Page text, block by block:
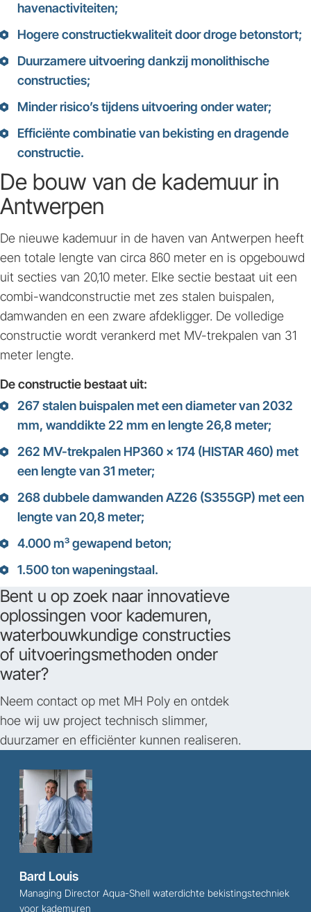
havenactiviteiten;
Hogere constructiekwaliteit door droge betonstort;
Duurzamere uitvoering dankzij monolithische
constructies;
Minder risico’s tijdens uitvoering onder water;
Efficiënte combinatie van bekisting en dragende
constructie.
De bouw van de kademuur in
Antwerpen
De nieuwe kademuur in de haven van Antwerpen heeft
een totale lengte van circa 860 meter en is opgebouwd
uit secties van 20,10 meter. Elke sectie bestaat uit een
combi-wandconstructie met zes stalen buispalen,
damwanden en een zware afdekligger. De volledige
constructie wordt verankerd met MV-trekpalen van 31
meter lengte.
De constructie bestaat uit:
267 stalen buispalen met een diameter van 2032
mm, wanddikte 22 mm en lengte 26,8 meter;
262 MV-trekpalen HP360 x 174 (HISTAR 460) met
een lengte van 31 meter;
268 dubbele damwanden AZ26 (S355GP) met een
lengte van 20,8 meter;
4.000 m³ gewapend beton;
1.500 ton wapeningstaal.
Bent u op zoek naar innovatieve
oplossingen voor kademuren,
waterbouwkundige constructies
of uitvoeringsmethoden onder
water?
Neem contact op met MH Poly en ontdek
hoe wij uw project technisch slimmer,
duurzamer en efficiënter kunnen realiseren.
Bard Louis
Managing Director Aqua-Shell waterdichte bekistingstechniek
voor kademuren